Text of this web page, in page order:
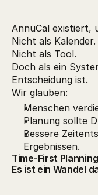
AnnuCal existiert,
Nicht als Kalender.
Nicht als Tool.
Doch als ein
Entscheidung ist.
Wir glauben:
Menschen
Planung sollte
Bessere
Ergebnissen.
Time-First
Es ist ein Wandel